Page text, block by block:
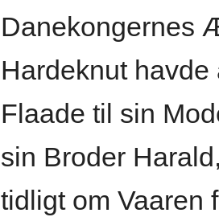
Danekongernes
Hardeknut
Flaade til sin
sin Broder
tidligt om Vaaren